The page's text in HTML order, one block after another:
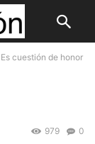
Es cuestión de honor
0
979